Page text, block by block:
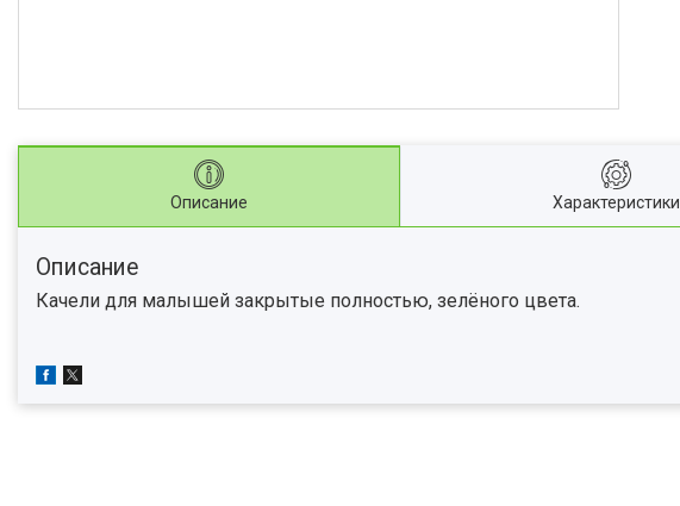
Описание Характеристики
Описание
Качели для малышей закрытые полностью, зелёного цвета.